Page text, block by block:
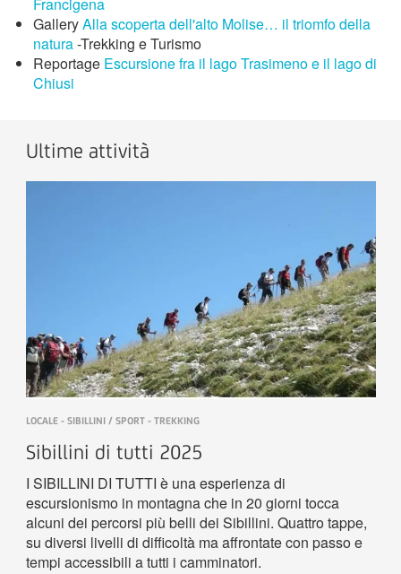
GalleryAlla scoperta dell'alto Molise… il triomfo della
natura-Trekking e Turismo
Reportage Escursione fra il lago Trasimeno e il lago di
Chiusi
Ultime attività
LOCALE - SIBILLINI / SPORT - TREKKING
Sibillini di tutti 2025
I SIBILLINI DI TUTTI è una esperienza di
escursionismo in montagna che in 20 giorni tocca
alcuni dei percorsi più belli dei Sibillini. Quattro tappe,
su diversi livelli di difficoltà ma affrontate con passo e
tempi accessibili a tutti i camminatori.